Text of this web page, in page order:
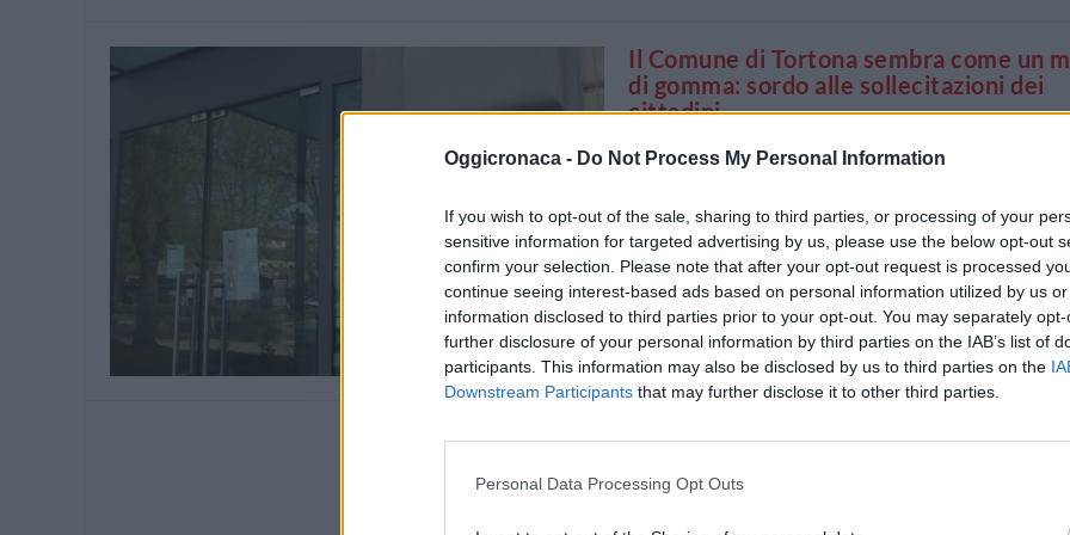
Oggicronaca - Do Not Process My Personal Information
If you wish to opt-out of the sale, sharing to third parties, or processing of your
sensitive information for targeted advertising by us, please use the below opt-out
confirm your selection. Please note that after your opt-out request is processed
continue seeing interest-based ads based on personal information utilized by us
information disclosed to third parties prior to your opt-out. You may separately
further disclosure of your personal information by third parties on the IAB’s list of
participants. This information may also be disclosed by us to third parties on the
Downstream Participants that may further disclose it to other third parties.
Personal Data Processing Opt Outs
Il Comune di Tortona sembra come un
di gomma: sordo alle sollecitazioni dei
cittadini
Mag 11, 2015 |Tortona|0 |
colonne di questo giornale, in parte su
Tortona è in ginocchio, Bardone adesso deve agire.